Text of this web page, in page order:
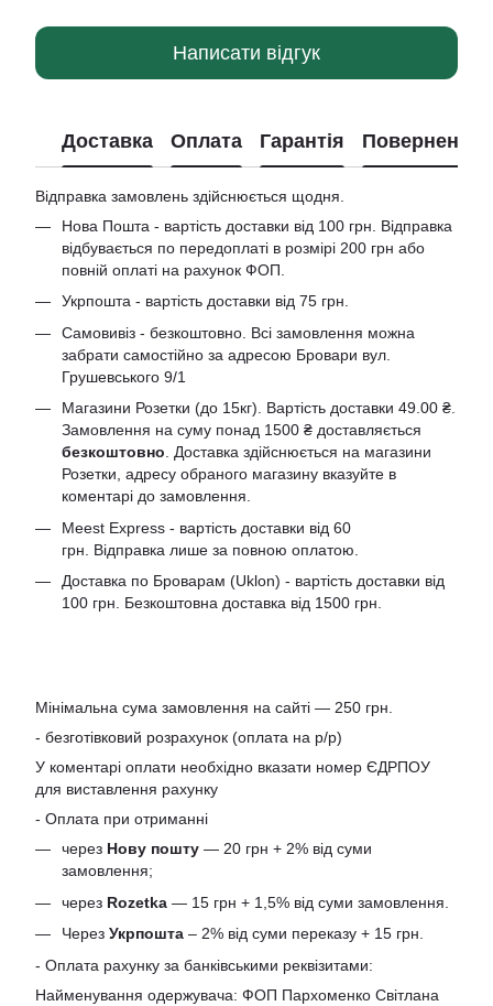
Написати відгук
Доставка Оплата Гарантія Повернення
Відправка замовлень здійснюється щодня.
Нова Пошта - вартість доставки від 100 грн. Відправка
відбувається по передоплаті в розмірі 200 грн або
повній оплаті на рахунок ФОП.
Укрпошта - вартість доставки від 75 грн.
Самовивіз - безкоштовно. Всі замовлення можна
забрати самостійно за адресою Бровари вул.
Грушевського 9/1
Магазини Розетки (до 15кг). Вартість доставки 49.00 ₴.
Замовлення на суму понад 1500 ₴ доставляється
безкоштовно . Доставка здійснюється на магазини
Розетки, адресу обраного магазину вказуйте в
коментарі до замовлення.
Meest Express - вартість доставки від 60
грн. Відправка лише за повною оплатою.
Доставка по Броварам (Uklon) - вартість доставки від
100 грн. Безкоштовна доставка від 1500 грн.
Мінімальна сума замовлення на сайті — 250 грн.
- безготівковий розрахунок (оплата на р/р)
У коментарі оплати необхідно вказати номер ЄДРПОУ
для виставлення рахунку
- Оплата при отриманні
через Нову пошту — 20 грн + 2% від суми
замовлення;
через Rozetka — 15 грн + 1,5% від суми замовлення.
Через Укрпошта – 2% від суми переказу + 15 грн.
- Оплата рахунку за банківськими реквізитами:
Найменування одержувача: ФОП Пархоменко Світлана